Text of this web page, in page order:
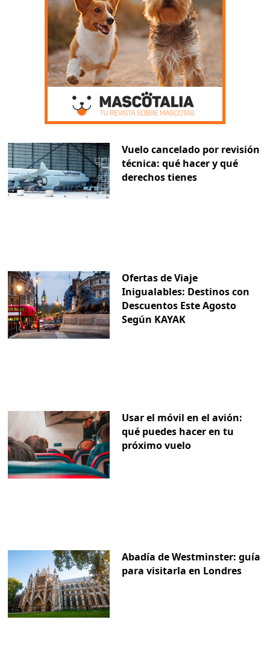
Vuelo cancelado por revisión
técnica: qué hacer y qué
derechos tienes
Ofertas de Viaje
Inigualables: Destinos con
Descuentos Este Agosto
Según KAYAK
Usar el móvil en el avión:
qué puedes hacer en tu
próximo vuelo
Abadía de Westminster: guía
para visitarla en Londres